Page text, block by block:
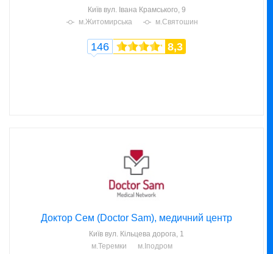
Київ вул. Івана Крамського, 9
м.Житомирська
м.Святошин
146 8,3
Доктор Сем (Doctor Sam), медичний центр
Київ вул. Кільцева дорога, 1
м.Теремки
м.Іподром